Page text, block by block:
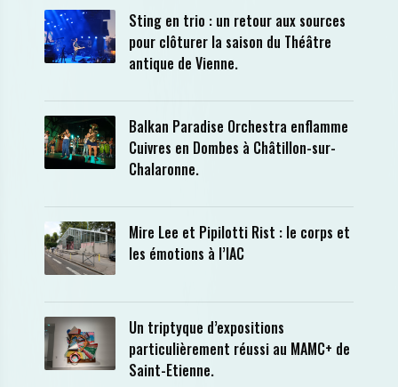
Sting en trio : un retour aux sources
pour clôturer la saison du Théâtre
antique de Vienne.
Balkan Paradise Orchestra enflamme
Cuivres en Dombes à Châtillon-sur-
Chalaronne.
Mire Lee et Pipilotti Rist : le corps et
les émotions à l’IAC
Un triptyque d’expositions
particulièrement réussi au MAMC+ de
Saint-Etienne.